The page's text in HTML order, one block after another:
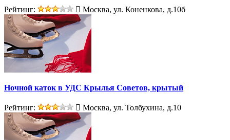
Рейтинг: Москва, ул. Коненкова, д.10б
Ночной каток в УДС Крылья Советов, крытый
Рейтинг: Москва, ул. Толбухина, д.10